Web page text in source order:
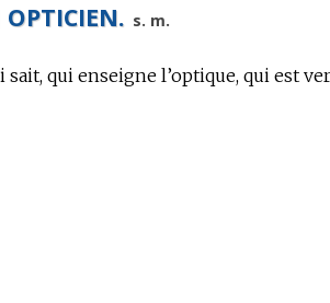
OPTICIEN. s. m.
sait, qui enseigne l’optique, qui est